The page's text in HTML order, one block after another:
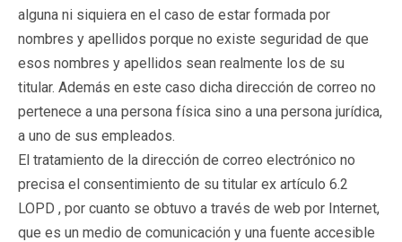
alguna ni siquiera en el caso de estar formada por
nombres y apellidos porque no existe seguridad de que
esos nombres y apellidos sean realmente los de su
titular. Además en este caso dicha dirección de correo no
pertenece a una persona física sino a una persona jurídica,
a uno de sus empleados.
El tratamiento de la dirección de correo electrónico no
precisa el consentimiento de su titular ex artículo 6.2
LOPD , por cuanto se obtuvo a través de web por Internet,
que es un medio de comunicación y una fuente accesible